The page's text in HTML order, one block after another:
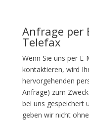
Anfrage per
Telefax
Wenn Sie uns per
kontaktieren, wird
hervorgehenden
Anfrage) zum
bei uns gespeichert
geben wir nicht